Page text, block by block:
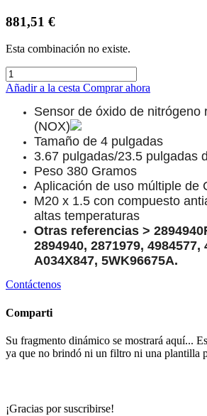
881,51 €
Esta combinación no existe.
Añadir a la cesta Comprar ahora
Sensor de óxido de nitrógeno
(NOX)
Tamaño de 4 pulgadas
3.67 pulgadas/23.5 pulgadas
Peso 380 Gramos
Aplicación de uso múltiple de
M20 x 1.5 con compuesto
altas temperaturas
Otras referencias >
2894940, 2871979, 4984577,
A034X847, 5WK96675A.
Contáctenos
Comparti
Su fragmento dinámico se mostrará aquí...
ya que no brindó ni un filtro ni una plantilla
¡Gracias por suscribirse!